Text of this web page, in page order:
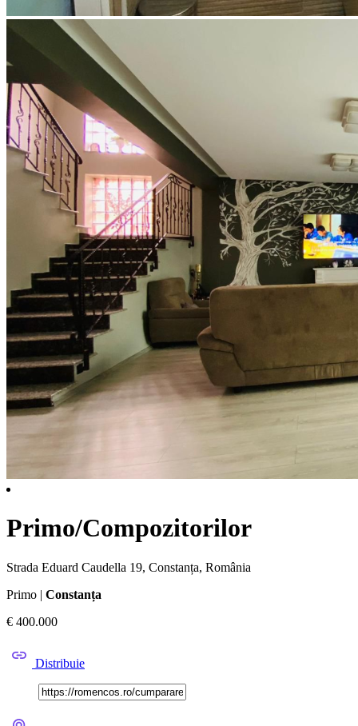
Primo/Compozitorilor
Strada Eduard Caudella 19, Constanța, România
Primo | Constanța
€ 400.000
Distribuie